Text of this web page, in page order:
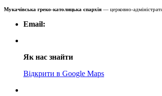
Мукачівська греко-католицька єпархія — церковно-
Email:
Як нас знайти
Відкрити в Google Maps